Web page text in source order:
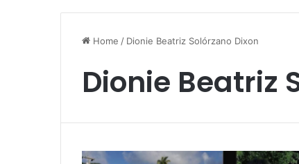
Home / Dionie Beatriz Solórzano Dixon
Dionie Beatriz